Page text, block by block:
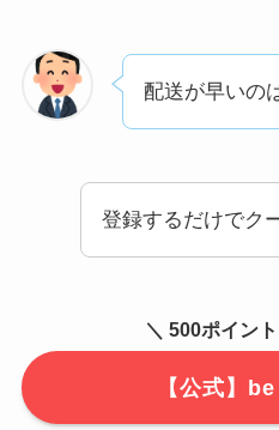
配送が早いの
登録するだけでク
＼ 500ポイン
【公式】